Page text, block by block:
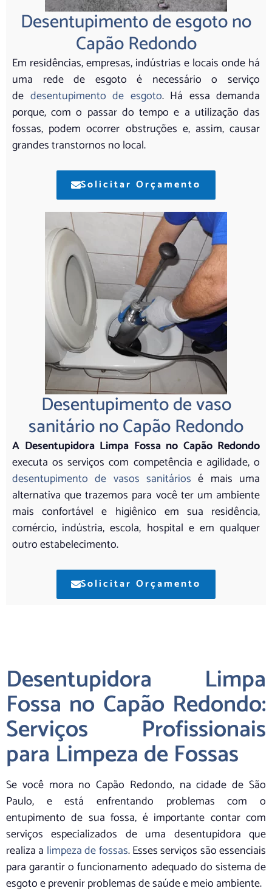
Desentupimento de esgoto no
Capão Redondo
Em residências, empresas, indústrias e locais onde há
uma rede de esgoto é necessário o serviço
de desentupimento de esgoto. Há essa demanda
porque, com o passar do tempo e a utilização das
fossas, podem ocorrer obstruções e, assim, causar
grandes transtornos no local.
Solicitar Orçamento
Desentupimento de vaso
sanitário no Capão Redondo
A Desentupidora Limpa Fossa no Capão Redondo
executa os serviços com competência e agilidade, o
desentupimento de vasos sanitários é mais uma
alternativa que trazemos para você ter um ambiente
mais confortável e higiênico em sua residência,
comércio, indústria, escola, hospital e em qualquer
outro estabelecimento.
Solicitar Orçamento
Desentupidora Limpa
Fossa no Capão Redondo:
Serviços Profissionais
para Limpeza de Fossas
Se você mora no Capão Redondo, na cidade de São
Paulo, e está enfrentando problemas com o
entupimento de sua fossa, é importante contar com
serviços especializados de uma desentupidora que
realiza a limpeza de fossas. Esses serviços são essenciais
para garantir o funcionamento adequado do sistema de
esgoto e prevenir problemas de saúde e meio ambiente.